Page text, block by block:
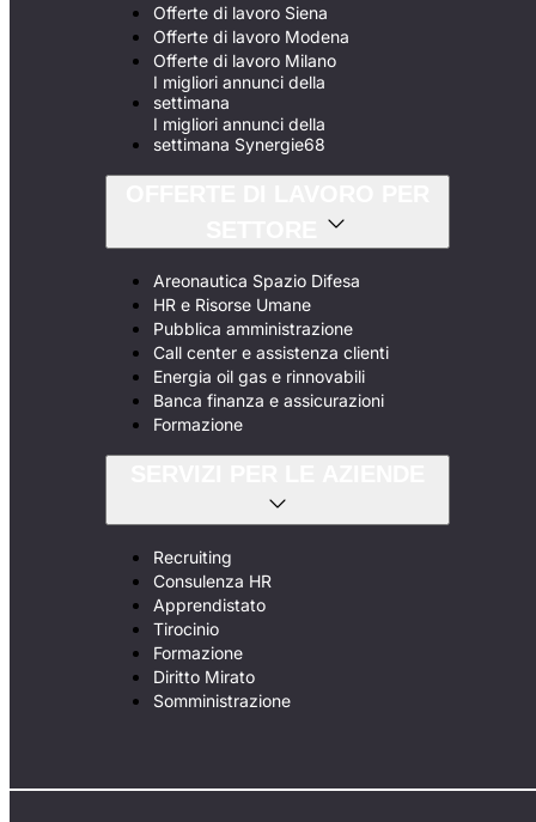
Offerte di lavoro Siena
Offerte di lavoro Modena
Offerte di lavoro Milano
I migliori annunci della
settimana
I migliori annunci della
settimana Synergie68
Areonautica Spazio Difesa
HR e Risorse Umane
Pubblica amministrazione
Call center e assistenza clienti
Energia oil gas e rinnovabili
Banca finanza e assicurazioni
Formazione
Recruiting
Consulenza HR
Apprendistato
Tirocinio
Formazione
Diritto Mirato
Somministrazione